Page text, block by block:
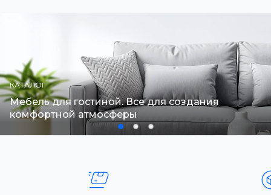
КАТАЛОГ
Мебель для гостиной. Все для создания
комфортной атмосферы